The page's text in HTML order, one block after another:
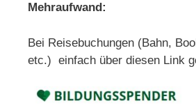
Mehraufwand:
Bei Reisebuchungen (Bahn,
etc.) einfach über diesen Link